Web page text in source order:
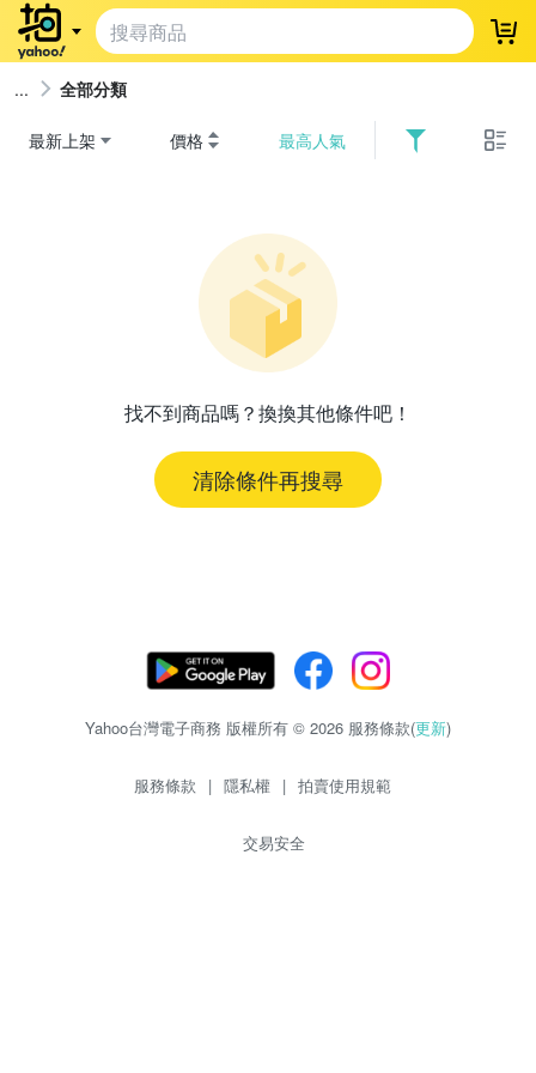
登
全部分類
最新上架 價格 最高人氣
找不到商品嗎？換換其他條件吧！
清除條件再搜尋
Yahoo台灣電子商務 版權所有 © 2026 服務條款(更新)
服務條款 | 隱私權 | 拍賣使用規範
交易安全